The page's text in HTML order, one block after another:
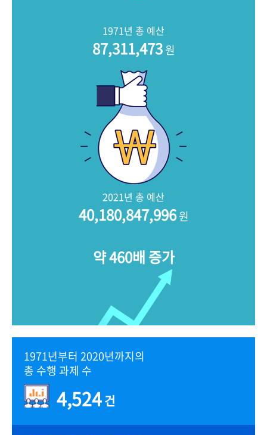
1971년 총 예산
87,311,473원
2021년 총 예산
40,180,847,996원
약 460배 증가
1971년부터 2020년까지의
총 수행 과제 수
4,524건